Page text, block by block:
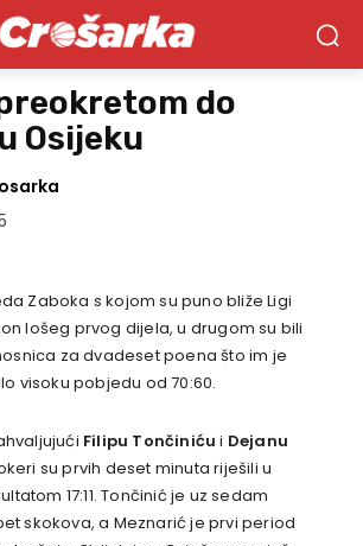
do
Osijeku
Zaboka s kojom su puno bliže Ligi
lošeg prvog dijela, u drugom su bili
za dvadeset poena što im je
visoku pobjedu od 70:60.
Filipu Tončiniću i Dejanu
su prvih deset minuta riješili u
17:11. Tončinić je uz sedam
skokova, a Meznarić je prvi period